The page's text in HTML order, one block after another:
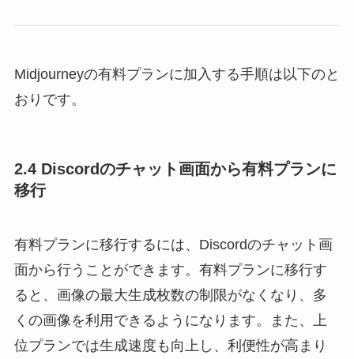
Midjourneyの有料プランに加入する手順は以下のと
おりです。
2.4 Discordのチャット画面から有料プランに
移行
有料プランに移行するには、Discordのチャット画
面から行うことができます。有料プランに移行す
ると、画像の最大生成枚数の制限がなくなり、多
くの画像を利用できるようになります。また、上
位プランでは生成速度も向上し、利便性が高まり